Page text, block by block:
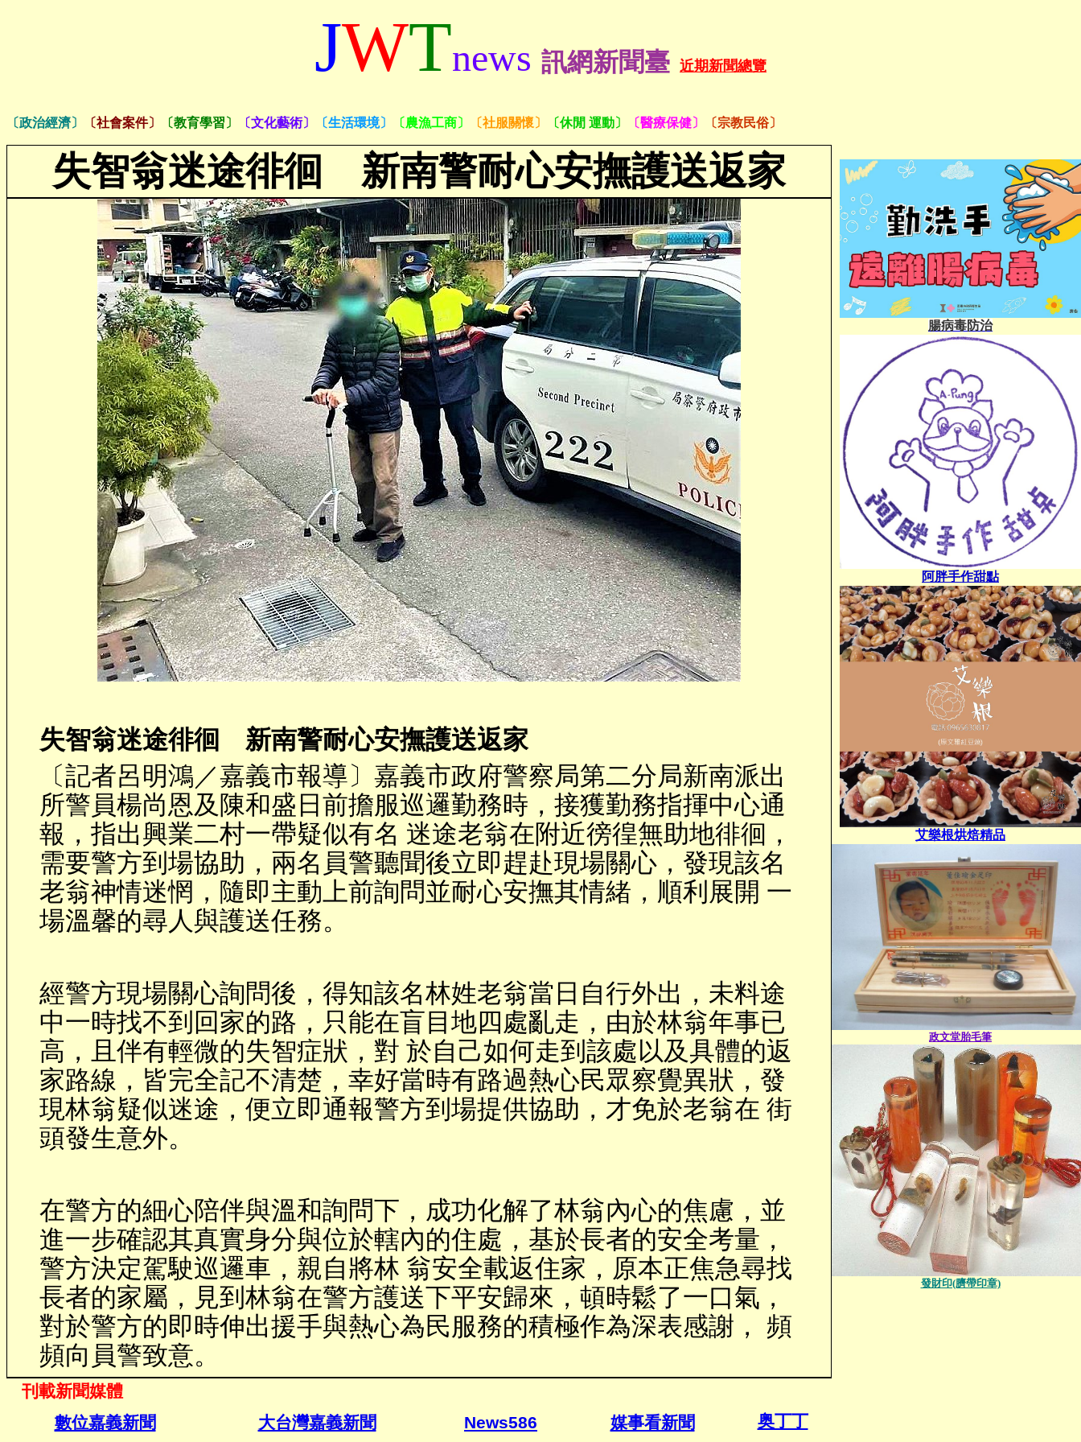
JWTnews 訊網新聞臺 近期新聞總覽
〔政治經濟〕 〔社會案件〕 〔教育學習〕 〔文化藝術〕 〔生活環境〕 〔農漁工商〕 〔社服關懷〕 〔休閒 運動〕 〔醫療保健〕 〔宗教民俗〕
失智翁迷途徘徊 新南警耐心安撫護送返家
失智翁迷途徘徊 新南警耐心安撫護送返家
〔記者呂明鴻／嘉義市報導〕嘉義市政府警察局第二分局新南派出
所警員楊尚恩及陳和盛日前擔服巡邏勤務時，接獲勤務指揮中心通
報，指出興業二村一帶疑似有名 迷途老翁在附近徬徨無助地徘徊，
需要警方到場協助，兩名員警聽聞後立即趕赴現場關心，發現該名
老翁神情迷惘，隨即主動上前詢問並耐心安撫其情緒，順利展開 一
場溫馨的尋人與護送任務。
經警方現場關心詢問後，得知該名林姓老翁當日自行外出，未料途
中一時找不到回家的路，只能在盲目地四處亂走，由於林翁年事已
高，且伴有輕微的失智症狀，對 於自己如何走到該處以及具體的返
家路線，皆完全記不清楚，幸好當時有路過熱心民眾察覺異狀，發
現林翁疑似迷途，便立即通報警方到場提供協助，才免於老翁在 街
頭發生意外。
在警方的細心陪伴與溫和詢問下，成功化解了林翁內心的焦慮，並
進一步確認其真實身分與位於轄內的住處，基於長者的安全考量，
警方決定駕駛巡邏車，親自將林 翁安全載返住家，原本正焦急尋找
長者的家屬，見到林翁在警方護送下平安歸來，頓時鬆了一口氣，
對於警方的即時伸出援手與熱心為民服務的積極作為深表感謝， 頻
頻向員警致意。
刊載新聞媒體
數位嘉義新聞
大台灣嘉義新聞 News586 媒事看新聞 奥丁丁
腸病毒防治
阿胖手作甜點
艾樂根烘焙精品
政文堂胎毛筆
發財印(臍帶印章)